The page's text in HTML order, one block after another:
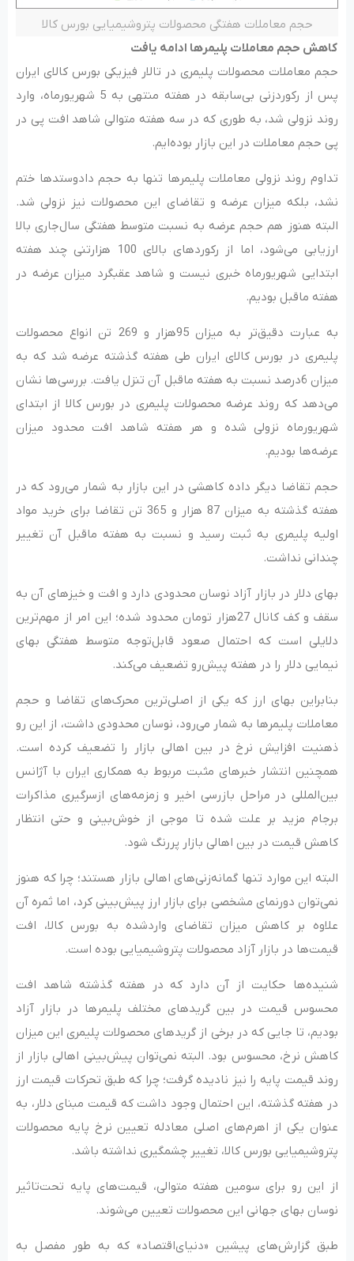
حجم معاملات هفتگی محصولات پتروشیمیایی بورس کالا
کاهش حجم معاملات پلیمرها ادامه یافت
حجم معاملات محصولات پلیمری در تالار فیزیکی بورس کالای ایران
پس از رکوردزنی بی‌‌‌سابقه در هفته منتهی به 5 شهریورماه، وارد
روند نزولی شد، به طوری که در سه هفته متوالی شاهد افت پی‌ در
پی حجم معاملات در این بازار بوده‌ایم.
تداوم روند نزولی معاملات پلیمرها تنها به حجم دادوستدها ختم
نشد، بلکه میزان عرضه و تقاضای این محصولات نیز نزولی شد.
البته هنوز هم حجم عرضه به نسبت متوسط هفتگی سال‌جاری بالا
ارزیابی می‌شود، اما از رکوردهای بالای 100 هزارتنی چند هفته
ابتدایی شهریورماه خبری نیست و شاهد عقبگرد میزان عرضه در
هفته ماقبل بودیم.
به عبارت دقیق‌‌‌تر به میزان 95هزار و 269 تن انواع محصولات
پلیمری در بورس کالای ایران طی هفته گذشته عرضه شد که به
میزان 6درصد نسبت به هفته ماقبل آن تنزل یافت. بررسی‌‌‌ها نشان
می‌دهد که روند عرضه محصولات پلیمری در بورس کالا از ابتدای
شهریورماه نزولی شده و هر هفته شاهد افت محدود میزان
عرضه‌‌‌ها بودیم.
حجم تقاضا دیگر داده کاهشی در این بازار به شمار می‌رود که در
هفته گذشته به میزان 87 هزار و 365 تن تقاضا برای خرید مواد
اولیه پلیمری به ثبت رسید و نسبت به هفته ماقبل آن تغییر
چندانی نداشت.
بهای دلار در بازار آزاد نوسان محدودی دارد و افت و خیزهای آن به
سقف و کف کانال 27هزار تومان محدود شده؛ این امر از مهم‌ترین
دلایلی است که احتمال صعود قابل‌توجه متوسط هفتگی بهای
نیمایی دلار را در هفته پیش‌رو تضعیف می‌کند.
بنابراین بهای ارز که یکی از اصلی‌‌‌ترین محرک‌‌‌های تقاضا و حجم
معاملات پلیمرها به شمار می‌رود، نوسان محدودی داشت، از این رو
ذهنیت افزایش نرخ در بین اهالی بازار را تضعیف کرده است.
همچنین انتشار خبرهای مثبت مربوط به همکاری ایران با آژانس
بین‌المللی در مراحل بازرسی اخیر و زمزمه‌‌‌های ازسرگیری مذاکرات
برجام مزید بر علت شده تا موجی از خوش‌بینی و حتی انتظار
کاهش قیمت در بین اهالی بازار پررنگ شود.
البته این موارد تنها گمانه‌زنی‌‌‌های اهالی بازار هستند؛ چرا که هنوز
نمی‌توان دورنمای مشخصی برای بازار ارز پیش‌بینی کرد، اما ثمره آن
علاوه بر کاهش میزان تقاضای واردشده به بورس کالا، افت
قیمت‌ها در بازار آزاد محصولات پتروشیمیایی بوده است.
شنیده‌‌‌ها حکایت از آن دارد که در هفته گذشته شاهد افت
محسوس قیمت در بین گریدهای مختلف پلیمرها در بازار آزاد
بودیم، تا جایی که در برخی از گریدهای محصولات پلیمری این میزان
کاهش نرخ، محسوس بود. البته نمی‌توان پیش‌بینی اهالی بازار از
روند قیمت پایه را نیز نادیده گرفت؛ چرا که طبق تحرکات قیمت ارز
در هفته گذشته، این احتمال وجود داشت که قیمت مبنای دلار، به
عنوان یکی از اهرم‌‌‌های اصلی معادله تعیین نرخ پایه محصولات
پتروشیمیایی بورس کالا، تغییر چشمگیری نداشته باشد.
از این رو برای سومین هفته متوالی، قیمت‌های پایه تحت‌تاثیر
نوسان بهای جهانی این محصولات تعیین می‌شوند.
طبق گزارش‌‌‌های پیشین «دنیای‌اقتصاد» که به طور مفصل به